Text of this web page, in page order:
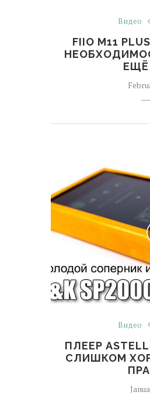
Видео
FIIO M11
Видео
ПЛЕЕР
СЛИШКОМ